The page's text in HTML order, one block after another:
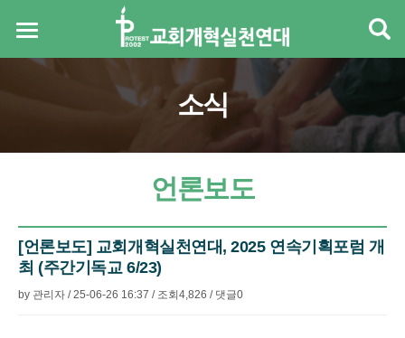
소식
언론보도
[언론보도] 교회개혁실천연대, 2025 연속기획포럼 개
최 (주간기독교 6/23)
by 관리자 /25-06-26 16:37 / 조회 4,826 / 댓글0